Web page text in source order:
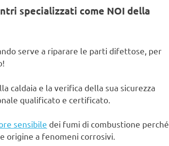
specializzati come NOI della
serve a riparare le parti difettose, per
caldaia e la verifica della sua sicurezza
qualificato e certificato.
sensibile dei fumi di combustione perché
origine a fenomeni corrosivi.